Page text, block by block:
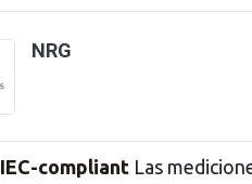
NRG
IEC-compliant Las